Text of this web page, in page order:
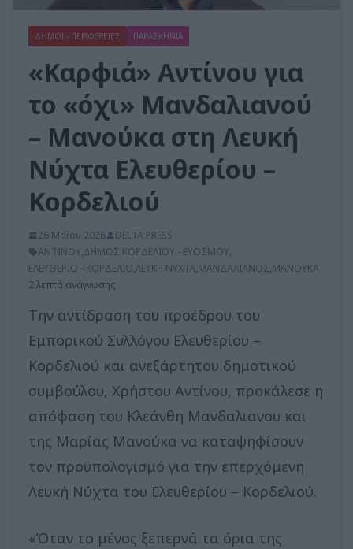
ΔΗΜΟΙ - ΠΕΡΙΦΕΡΕΙΕΣ ΠΑΡΑΣΚΗΝΙΑ
«Καρφιά» Αντίνου για
το «όχι» Μανδαλιανού
– Μανούκα στη Λευκή
Νύχτα Ελευθερίου –
Κορδελιού
26 Μαΐου 2026
DELTA PRESS
ΑΝΤΙΝΟΥ,ΔΗΜΟΣ ΚΟΡΔΕΛΙΟΥ - ΕΥΟΣΜΟΥ,
ΕΛΕΥΘΕΡΙΟ - ΚΟΡΔΕΛΙΟ,ΛΕΥΚΗ ΝΥΧΤΑ,ΜΑΝΔΑΛΙΑΝΟΣ,ΜΑΝΟΥΚΑ
2 λεπτά ανάγνωσης
Την αντίδραση του προέδρου του
Εμπορικού Συλλόγου Ελευθερίου –
Κορδελιού και ανεξάρτητου δημοτικού
συμβούλου, Χρήστου Αντίνου, προκάλεσε η
απόφαση του Κλεάνθη Μανδαλιανου και
της Μαρίας Μανούκα να καταψηφίσουν
τον προϋπολογισμό για την επερχόμενη
Λευκή Νύχτα του Ελευθερίου – Κορδελιού.
«Όταν το μένος ξεπερνά τα όρια της